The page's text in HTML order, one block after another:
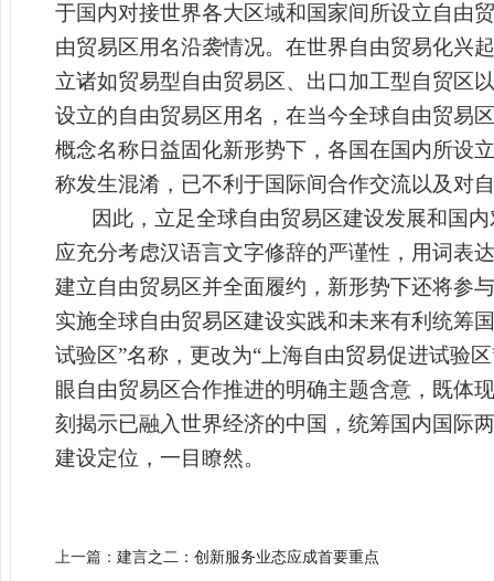
于国内对接世界各大区域和国家间所设立自由
由贸易区用名沿袭情况。在世界自由贸易化兴
立诸如贸易型自由贸易区、出口加工型自贸区
设立的自由贸易区用名，在当今全球自由贸易
概念名称日益固化新形势下，各国在国内所设
称发生混淆，已不利于国际间合作交流以及对
因此，立足全球自由贸易区建设发展和国
应充分考虑汉语言文字修辞的严谨性，用词表
建立自由贸易区并全面履约，新形势下还将参
实施全球自由贸易区建设实践和未来有利统筹
试验区”名称，更改为“上海自由贸易促进试验区
眼自由贸易区合作推进的明确主题含意， 既体
刻揭示已融入世界经济的中国， 统筹国内国际
建设定位，一目瞭然。
上一篇： 建言之二：创新服务业态应成首要重点